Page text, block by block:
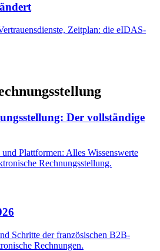
Zeitplan: die eIDAS-
Der vollständige
Plattformen: Alles Wissenswerte
Rechnungsstellung.
Schritte der französischen B2B-
Rechnungen.